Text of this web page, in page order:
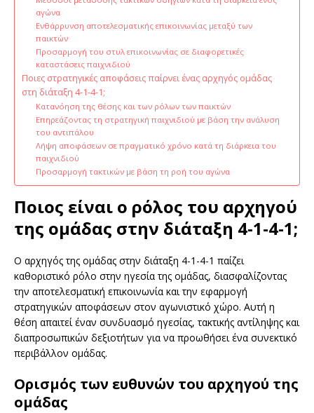
αγώνα
Ενθάρρυνση αποτελεσματικής επικοινωνίας μεταξύ των
παικτών
Προσαρμογή του στυλ επικοινωνίας σε διαφορετικές
καταστάσεις παιχνιδιού
Ποιες στρατηγικές αποφάσεις παίρνει ένας αρχηγός ομάδας
στη διάταξη 4-1-4-1;
Κατανόηση της θέσης και των ρόλων των παικτών
Επηρεάζοντας τη στρατηγική παιχνιδιού με βάση την ανάλυση
του αντιπάλου
Λήψη αποφάσεων σε πραγματικό χρόνο κατά τη διάρκεια του
παιχνιδιού
Προσαρμογή τακτικών με βάση τη ροή του αγώνα
Ποιος είναι ο ρόλος του αρχηγού
της ομάδας στην διάταξη 4-1-4-1;
Ο αρχηγός της ομάδας στην διάταξη 4-1-4-1 παίζει
καθοριστικό ρόλο στην ηγεσία της ομάδας, διασφαλίζοντας
την αποτελεσματική επικοινωνία και την εφαρμογή
στρατηγικών αποφάσεων στον αγωνιστικό χώρο. Αυτή η
θέση απαιτεί έναν συνδυασμό ηγεσίας, τακτικής αντίληψης και
διαπροσωπικών δεξιοτήτων για να προωθήσει ένα συνεκτικό
περιβάλλον ομάδας.
Ορισμός των ευθυνών του αρχηγού της
ομάδας